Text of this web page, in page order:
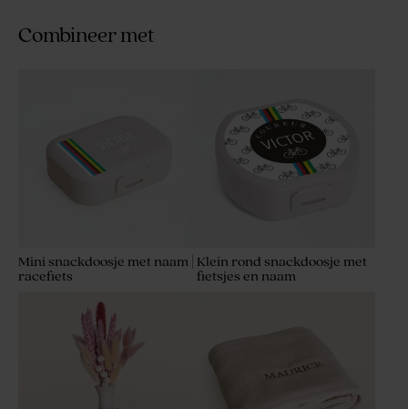
Combineer met
Mini snackdoosje met naam |
racefiets
Klein rond snackdoosje met
fietsjes en naam